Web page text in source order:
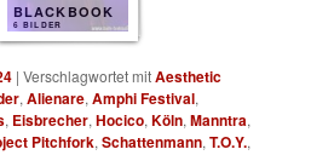
BLACKBOOK
6 BILDER
|Verschlagwortet mitAesthetic
,Alienare,Amphi Festival,
, Eisbrecher,Hocico,Köln,Manntra,
Pitchfork,Schattenmann,T.O.Y.,